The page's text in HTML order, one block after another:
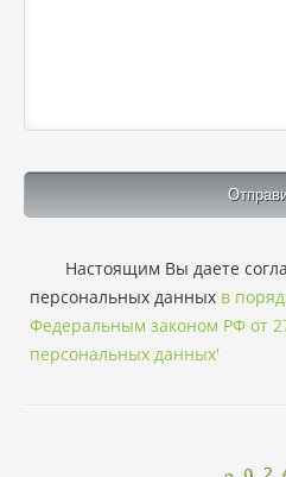
Настоящим Вы даете
персональных данных в
Федеральным законом РФ от
персональных данных'